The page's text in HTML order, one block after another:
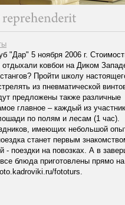
"Дар" 5 ноября 2006 г.
отдыхали ковбои на Диком
Пройти школу
из пневматической
предложены также различные
главное – каждый из
по полям и лесам (1 час).
имеющих небольшой
станет первым
поездки на повозках. А в
блюда приготовлены прямо на
fototurs.